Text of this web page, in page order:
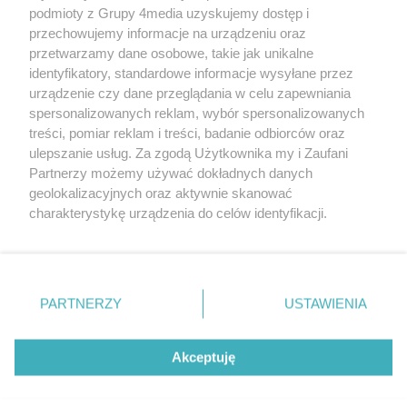
podjął działania, które pozwoliły
bezpiecznie zakończyć
interwencję.
Reklama Kontakt
Informacja o Nadawcy
Szukaj
podmioty z Grupy 4media uzyskujemy dostęp i
przechowujemy informacje na urządzeniu oraz
przetwarzamy dane osobowe, takie jak unikalne
identyfikatory, standardowe informacje wysyłane przez
urządzenie czy dane przeglądania w celu zapewniania
spersonalizowanych reklam, wybór spersonalizowanych
treści, pomiar reklam i treści, badanie odbiorców oraz
ulepszanie usług. Za zgodą Użytkownika my i Zaufani
Partnerzy możemy używać dokładnych danych
geolokalizacyjnych oraz aktywnie skanować
charakterystykę urządzenia do celów identyfikacji.
zmienić/wycofać klikając przycisk ustawień prywatności
znajdujący się w lewym dolnym rogu strony
. Niektóre
użytkownika, ale masz prawo sprzeciwić się takiemu
przetwarzaniu. Preferencje będą miały zastosowania tylko
PARTNERZY USTAWIENIA
Akceptuję